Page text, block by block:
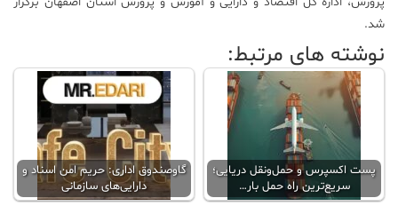
شد.
نوشته های مرتبط:
پست اکسپرس و حمل‌ونقل دریایی؛
سریع‌ترین راه حمل بار…
گاوصندوق اداری: حریم امن اسناد و
دارایی‌های سازمانی